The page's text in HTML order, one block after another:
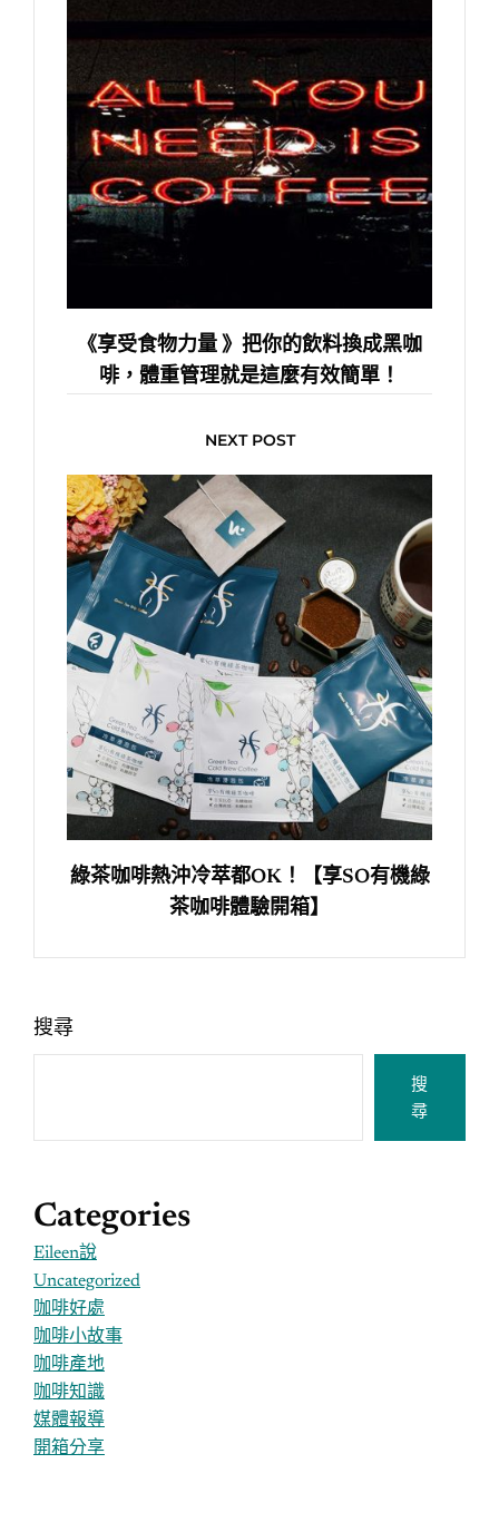
《享受食物力量 》把你的飲料換成黑咖
啡，體重管理就是這麼有效簡單！
NEXT POST
綠茶咖啡熱沖冷萃都OK！【享SO有機綠
茶咖啡體驗開箱】
搜尋
搜
尋
Categories
Eileen說
Uncategorized
咖啡好處
咖啡小故事
咖啡產地
咖啡知識
媒體報導
開箱分享